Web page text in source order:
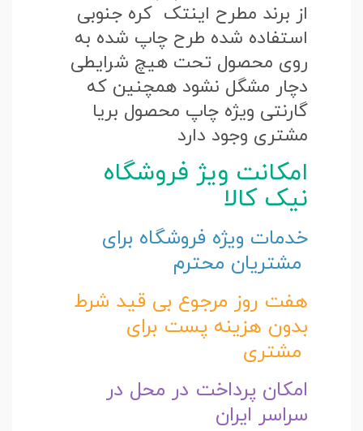
از برند مطرح اینتک کره جنوبی
استفاده شده طرح چاپ شده به
روی محصول تحت هیچ شرایطی
دچار مشگل نشود همچنین که
گارنتی ویژه چاپ محصول بریا
مشتری وجود دارد
امکانت ویژ فروشگاه
نیک کالا
خدمات ویژه فروشگاه برای
مشتریان محترم
هفت روز مرجوع بی قید شرط
بدون هزینه پست برای
مشتری
امکان پرداخت در محل در
سراسر ایران